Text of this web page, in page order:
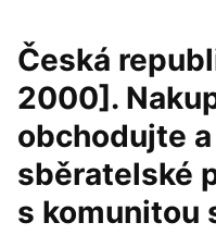
Česká
2000].
obchodujte
sběratelské
s komunitou